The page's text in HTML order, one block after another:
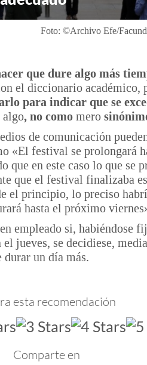
Foto: ©Archivo Efe/
que dure algo más
el diccionario académico,
para indicar que se
algo, no como mero
de comunicación
«El festival se prolongará
que en este caso lo que se
que el festival finalizaba
el principio, lo preciso
hasta el próximo
empleado si, habiéndose
jueves, se decidiese,
durar un día más.
esta recomendación
Comparte en